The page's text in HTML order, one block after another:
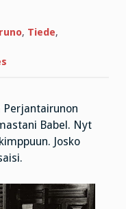
, Tiede,
Perjantairunon
Babel. Nyt
Josko